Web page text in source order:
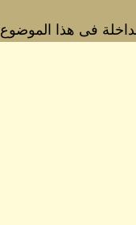
فى هذا الموضوع